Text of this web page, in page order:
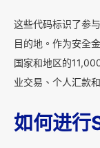
这些代码标识了参
目的地。作为安全
国家和地区的
业交易、个人汇款
如何进行